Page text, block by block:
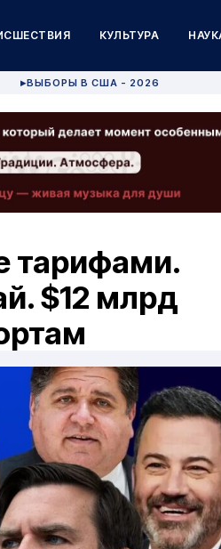
КУЛЬТУРА
▶ВЫБОРЫ В США - 2026
тарифами.
$12 млрд